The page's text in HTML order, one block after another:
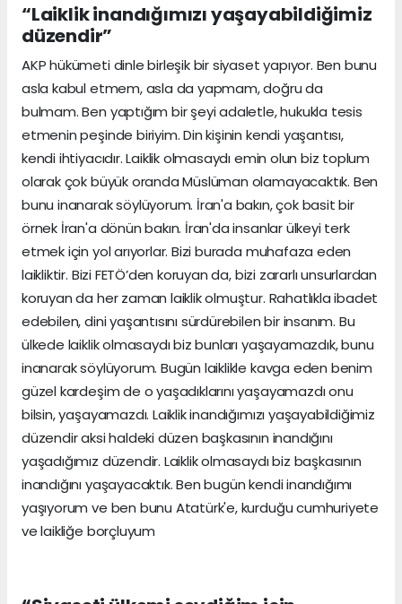
“Laiklik inandığımızı yaşayabildiğimiz
düzendir”
AKP hükümeti dinle birleşik bir siyaset yapıyor. Ben bunu
asla kabul etmem, asla da yapmam, doğru da
bulmam. Ben yaptığım bir şeyi adaletle, hukukla tesis
etmenin peşinde biriyim. Din kişinin kendi yaşantısı,
kendi ihtiyacıdır. Laiklik olmasaydı emin olun biz toplum
olarak çok büyük oranda Müslüman olamayacaktık. Ben
bunu inanarak söylüyorum. İran'a bakın, çok basit bir
örnek İran'a dönün bakın. İran'da insanlar ülkeyi terk
etmek için yol arıyorlar. Bizi burada muhafaza eden
laikliktir. Bizi FETÖ’den koruyan da, bizi zararlı unsurlardan
koruyan da her zaman laiklik olmuştur. Rahatlıkla ibadet
edebilen, dini yaşantısını sürdürebilen bir insanım. Bu
ülkede laiklik olmasaydı biz bunları yaşayamazdık, bunu
inanarak söylüyorum. Bugün laiklikle kavga eden benim
güzel kardeşim de o yaşadıklarını yaşayamazdı onu
bilsin, yaşayamazdı. Laiklik inandığımızı yaşayabildiğimiz
düzendir aksi haldeki düzen başkasının inandığını
yaşadığımız düzendir. Laiklik olmasaydı biz başkasının
inandığını yaşayacaktık. Ben bugün kendi inandığımı
yaşıyorum ve ben bunu Atatürk'e, kurduğu cumhuriyete
ve laikliğe borçluyum